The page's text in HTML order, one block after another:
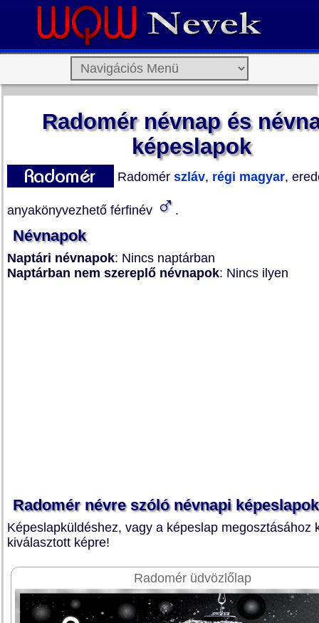
Radomér névnap és
képeslapok
Radomér szláv, régi magyar,
anyakönyvezhető férfinév ♂ .
Névnapok
Naptári névnapok: Nincs naptárban
Naptárban nem szereplő névnapok: Nincs ilyen
Radomér névre szóló névnapi képeslapok
Képeslapküldéshez, vagy a képeslap megosztásához
kiválasztott képre!
Radomér üdvözlőlap